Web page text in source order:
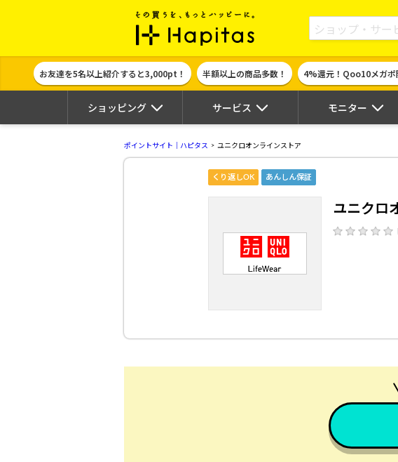
ポイント貯めて現金やギフト券に交
お友達を5名以上紹介すると3,000pt！ 半額以上の商品多数！ 4%還元！Qoo10メガポ
ショッピング サービス モニター
ポイントサイト｜ハピタス ユニクロオンラインストア
くり返しOK あんしん保証
ユニクロ